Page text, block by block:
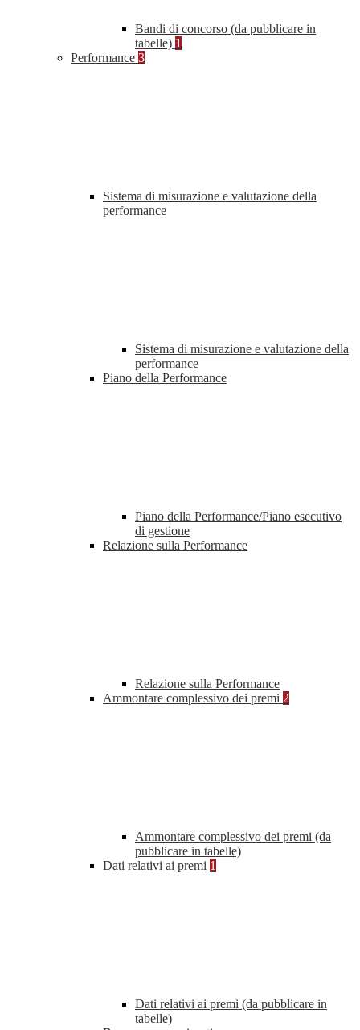
Bandi di concorso (da pubblicare in
tabelle) 1
Performance 3
Sistema di misurazione e valutazione della
performance
Sistema di misurazione e valutazione della
performance
Piano della Performance
Piano della Performance/Piano esecutivo
di gestione
Relazione sulla Performance
Relazione sulla Performance
Ammontare complessivo dei premi 2
Ammontare complessivo dei premi (da
pubblicare in tabelle)
Dati relativi ai premi 1
Dati relativi ai premi (da pubblicare in
tabelle)